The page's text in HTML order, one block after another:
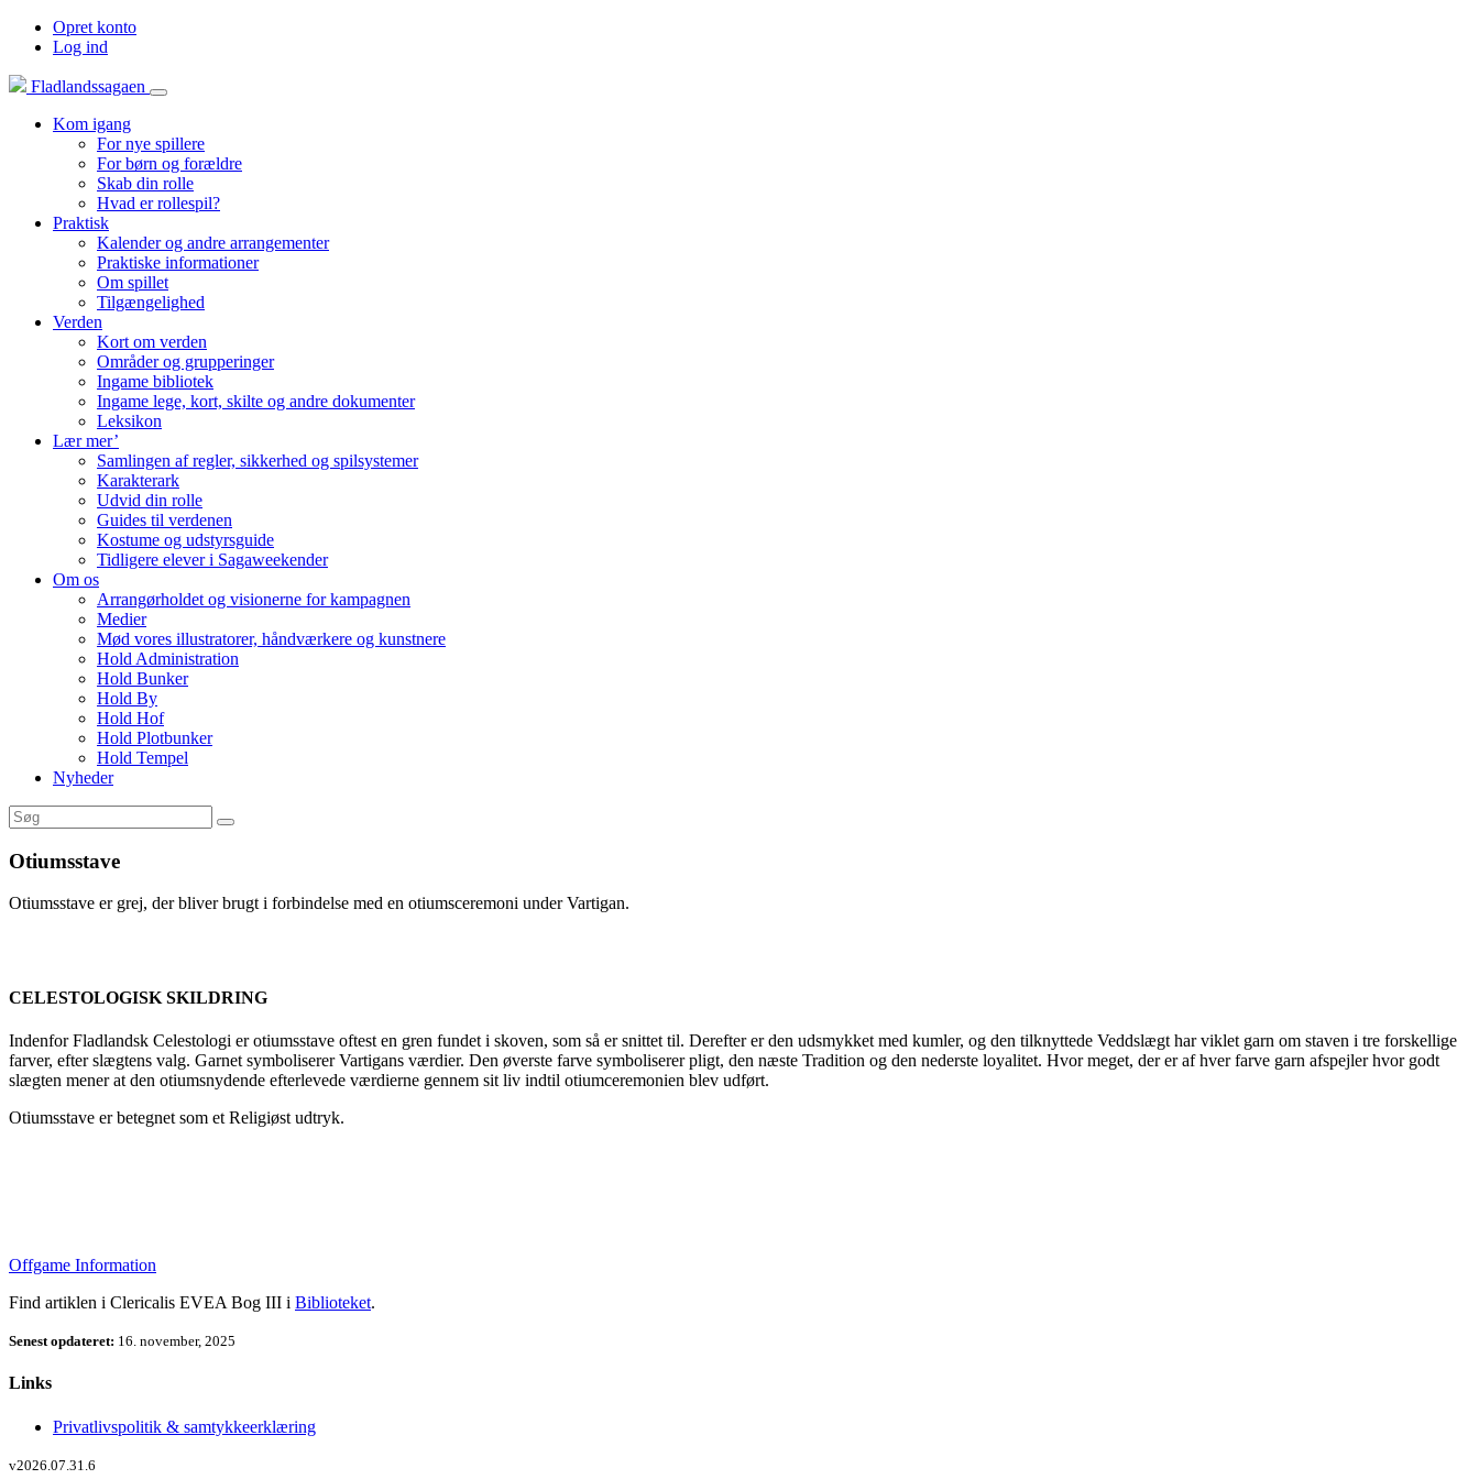
Opret konto
Log ind
Fladlandssagaen
Kom igang
For nye spillere
For børn og forældre
Skab din rolle
Hvad er rollespil?
Praktisk
Kalender og andre arrangementer
Praktiske informationer
Om spillet
Tilgængelighed
Verden
Kort om verden
Områder og grupperinger
Ingame bibliotek
Ingame lege, kort, skilte og andre dokumenter
Leksikon
Lær mer’
Samlingen af regler, sikkerhed og spilsystemer
Karakterark
Udvid din rolle
Guides til verdenen
Kostume og udstyrsguide
Tidligere elever i Sagaweekender
Om os
Arrangørholdet og visionerne for kampagnen
Medier
Mød vores illustratorer, håndværkere og kunstnere
Hold Administration
Hold Bunker
Hold By
Hold Hof
Hold Plotbunker
Hold Tempel
Nyheder
Otiumsstave
Otiumsstave er grej, der bliver brugt i forbindelse med en otiumsceremoni under Vartigan.
CELESTOLOGISK SKILDRING
Indenfor Fladlandsk Celestologi er otiumsstave oftest en gren fundet i skoven, som så er snittet til. Derefter er den udsmykket med kumler, og den tilknyttede Veddslægt har viklet garn om staven i tre forskellige
farver, efter slægtens valg. Garnet symboliserer Vartigans værdier. Den øverste farve symboliserer pligt, den næste Tradition og den nederste loyalitet. Hvor meget, der er af hver farve garn afspejler hvor godt
slægten mener at den otiumsnydende efterlevede værdierne gennem sit liv indtil otiumceremonien blev udført.
Otiumsstave er betegnet som et Religiøst udtryk.
Offgame Information
Find artiklen i Clericalis EVEA Bog III i Biblioteket.
Senest opdateret: 16. november, 2025
Links
Privatlivspolitik & samtykkeerklæring
v2026.07.31.6